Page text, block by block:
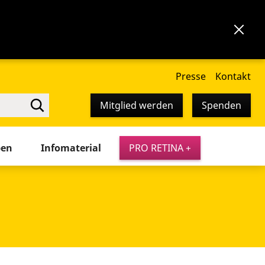
Presse Kontakt
Mitglied werden Spenden
Infomaterial PRO RETINA +